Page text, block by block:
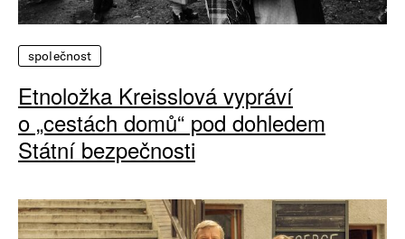
společnost
Etnoložka Kreisslová vypráví
o „cestách domů“ pod dohledem
Státní bezpečnosti